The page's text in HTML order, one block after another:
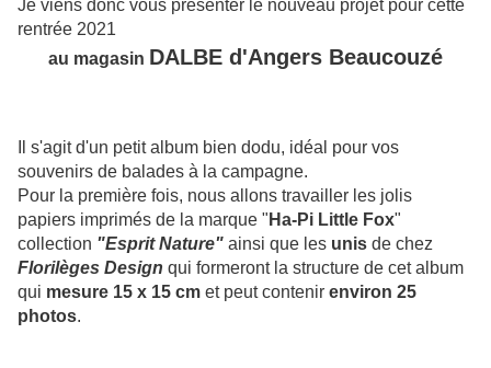
Je viens donc vous présenter le nouveau projet pour cette
rentrée 2021
au magasin DALBE d'Angers Beaucouzé
Il s'agit d'un petit album bien dodu, idéal pour vos
souvenirs de balades à la campagne.
Pour la première fois, nous allons travailler les jolis
papiers imprimés de la marque " Ha-Pi Little Fox"
collection "Esprit Nature" ainsi que les unis de chez
Florilèges Design qui formeront la structure de cet album
qui mesure 15 x 15 cm et peut contenir environ 25
photos.